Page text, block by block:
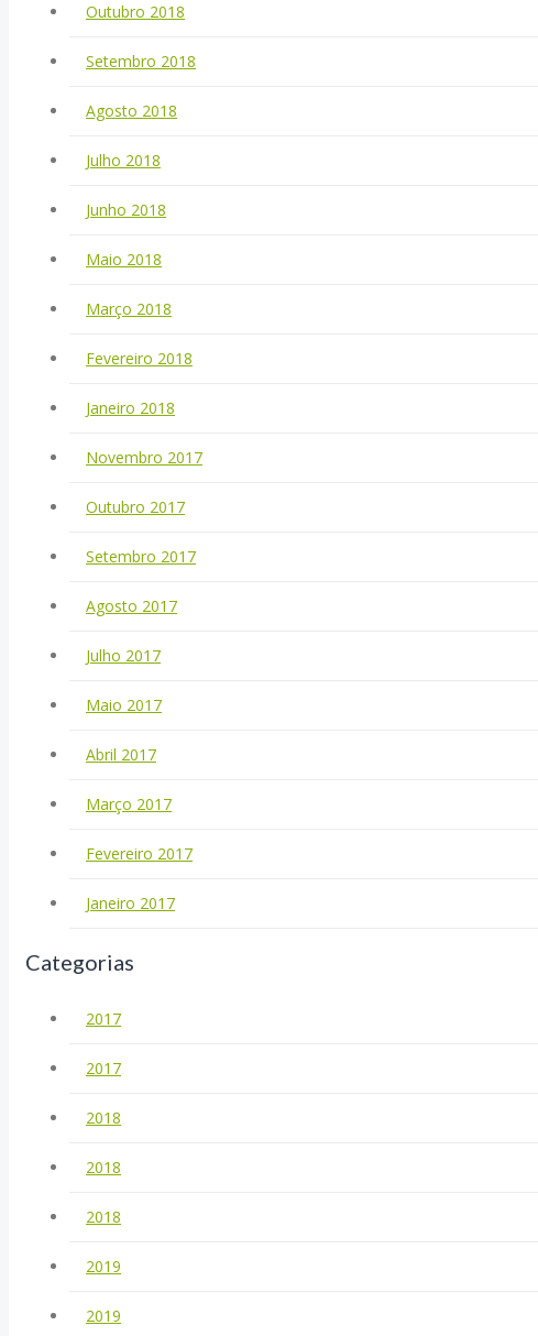
Outubro 2018
Setembro 2018
Agosto 2018
Julho 2018
Junho 2018
Maio 2018
Março 2018
Fevereiro 2018
Janeiro 2018
Novembro 2017
Outubro 2017
Setembro 2017
Agosto 2017
Julho 2017
Maio 2017
Abril 2017
Março 2017
Fevereiro 2017
Janeiro 2017
Categorias
2017
2017
2018
2018
2018
2019
2019